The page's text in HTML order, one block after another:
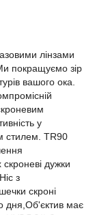
лінзами
покращуємо зір
вашого ока.
у
стилем. TR90
скроневі дужки
з
скроні
дня,Об'єктив має